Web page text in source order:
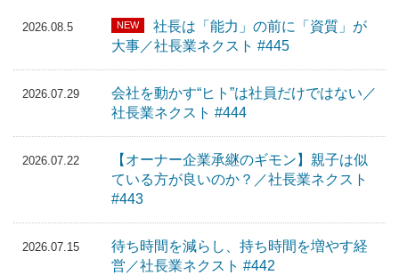
2026.08.5 NEW
社長は「能力」の前に「資質」が
大事／社長業ネクスト #445
2026.07.29
会社を動かす“ヒト”は社員だけではない／
社長業ネクスト #444
2026.07.22
【オーナー企業承継のギモン】親子は似
ている方が良いのか？／社長業ネクスト
#443
2026.07.15
待ち時間を減らし、持ち時間を増やす経
営／社長業ネクスト #442